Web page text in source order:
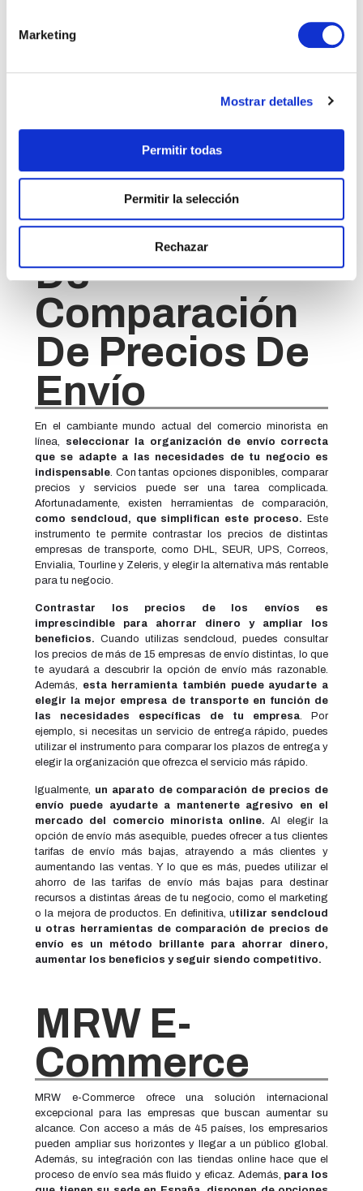
Marketing
Mostrar detalles
Permitir todas
Permitir la selección
Rechazar
en tiempo real, asegurándose de que sus productos
se entregan puntualmente.
Por último, al recurrir a
entidades externas, las empresas pueden negociar mejores
Un servicio especializado para el comercio electrónico ofrece
a las empresas la oportunidad de ampliar sus operaciones
serie de opciones de envío, sino que también pueden ahorrar
dinero sin comprometer la calidad de sus envíos.
Herramienta
De
Comparación
De Precios De
Envío
En el cambiante mundo actual del comercio minorista en
línea,
seleccionar la organización de envío correcta
que se adapte a las necesidades de tu negocio es
indispensable. Con tantas opciones disponibles, comparar
precios y servicios puede ser una tarea complicada.
Afortunadamente, existen herramientas de comparación,
como sendcloud, que simplifican este proceso. Este
instrumento te permite contrastar los precios de distintas
empresas de transporte, como DHL, SEUR, UPS, Correos,
Envialia, Tourline y Zeleris, y elegir la alternativa más rentable
para tu negocio.
Contrastar los precios de los envíos es
imprescindible para ahorrar dinero y ampliar los
beneficios. Cuando utilizas sendcloud, puedes consultar
los precios de más de 15 empresas de envío distintas, lo que
te ayudará a descubrir la opción de envío más razonable.
Además, esta herramienta también puede ayudarte a
elegir la mejor empresa de transporte en función de
las necesidades específicas de tu empresa. Por
ejemplo, si necesitas un servicio de entrega rápido, puedes
utilizar el instrumento para comparar los plazos de entrega y
elegir la organización que ofrezca el servicio más rápido.
Igualmente, un aparato de comparación de precios de
envío puede ayudarte a mantenerte agresivo en el
mercado del comercio minorista online.Al elegir la
opción de envío más asequible, puedes ofrecer a tus clientes
tarifas de envío más bajas, atrayendo a más clientes y
aumentando las ventas. Y lo que es más, puedes utilizar el
ahorro de las tarifas de envío más bajas para destinar
recursos a distintas áreas de tu negocio, como el marketing
o la mejora de productos. En definitiva, utilizar sendcloud
u otras herramientas de comparación de precios de
envío es un método brillante para ahorrar dinero,
aumentar los beneficios y seguir siendo competitivo.
MRW E-
Commerce
MRW e-Commerce ofrece una solución internacional
excepcional para las empresas que buscan aumentar su
alcance. Con acceso a más de 45 países, los empresarios
pueden ampliar sus horizontes y llegar a un público global.
Además, su integración con las tiendas online hace que el
proceso de envío sea más fluido y eficaz. Además, para los